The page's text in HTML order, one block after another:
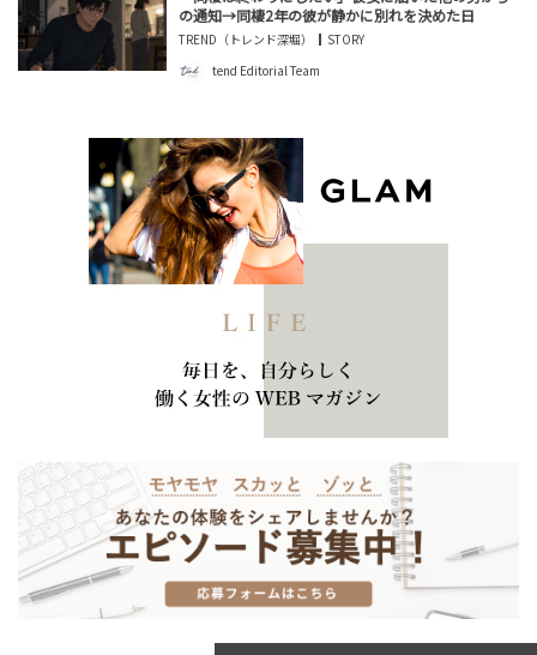
の通知→同棲2年の彼が静かに別れを決めた日
TREND（トレンド深堀）
STORY
tend Editorial Team